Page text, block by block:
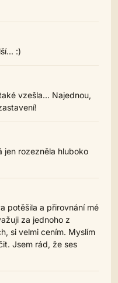
:)
vzešla... Najednou,
jen rozezněla hluboko
potěšila a přirovnání mé
za jednoho z
si velmi cením. Myslím
Jsem rád, že ses